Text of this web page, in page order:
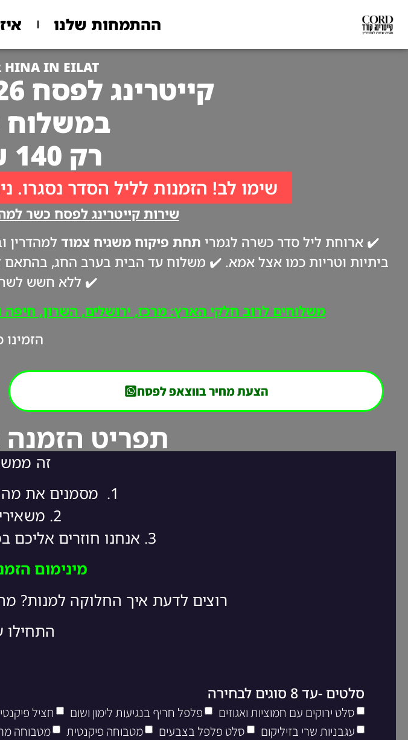
ההתמחות שלנו
HINA IN EILAT
קייטרינג לפסח 2026 כשר למהדרין
במשלוח
רק 140 ₪ למנה!
שימו לב! הזמנות לליל הסדר נסגרו.
שירות קייטרינג לפסח כשר למהדרין
✔️ ארוחת ליל סדר כשרה לגמרי תחת פיקוח משגיח צמוד למהדרין
✔️ ללא חשש
משלוחים לרוב חלקי הארץ: מרכז, ירושלים, השרון,
הזמינו
הצעת מחיר בווצאפ לפסח
תפריט הזמנה
זה
1.
מסמנים את
2.
3. אנחנו חוזרים אליכם במהירות לסגירת ההזמנה!
מינימום הזמנה –
רוצים לדעת איך החלוקה למנות?
התחילו
סלטים -עד 8 סוגים לבחירה
סלט ירוקים עם חמוציות ואגוזים פלפל חריף בנגיעות לימון ושום חציל פיקנטי
עגבניות שרי בזיליקום
סלט פלפל בצבעים מטבוחה פיקנטית מטבוחה